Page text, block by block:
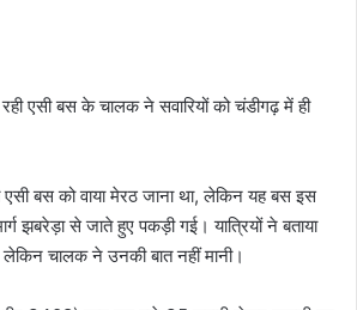
एसी बस के चालक ने सवारियों को चंडीगढ़ में ही
एसी बस को वाया मेरठ जाना था, लेकिन यह बस इस
झबरेड़ा से जाते हुए पकड़ी गई। यात्रियों ने बताया
लेकिन चालक ने उनकी बात नहीं मानी।